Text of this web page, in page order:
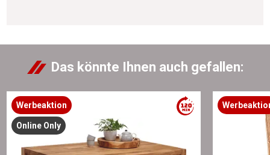
Das könnte Ihnen auch gefallen:
Werbeaktion
Online Only